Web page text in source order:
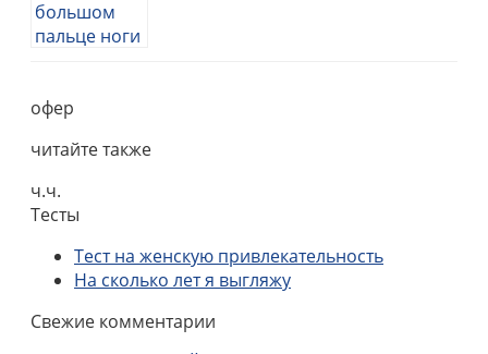
офер
читайте также
ч.ч.
Тесты
Тест на женскую привлекательность
На сколько лет я выгляжу
Свежие комментарии